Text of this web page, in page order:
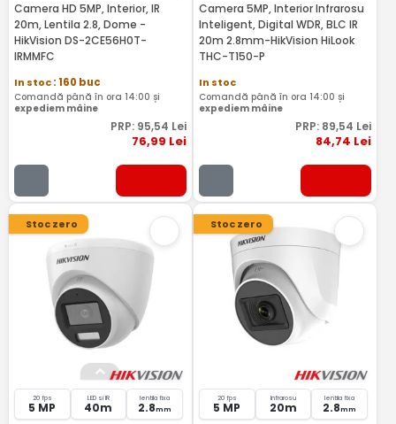
Camera HD 5MP, Interior, IR
20m, Lentila 2.8, Dome -
HikVision DS-2CE56H0T-
IRMMFC
In stoc: 160 buc
Comandă până în ora 14:00 și
expediem mâine
PRP: 95,54 Lei
76,99 Lei
Camera 5MP, Interior Infrarosu
Inteligent, Digital WDR, BLC IR
20m 2.8mm-HikVision HiLook
THC-T150-P
In stoc
Comandă până în ora 14:00 și
expediem mâine
PRP: 89,54 Lei
84,74 Lei
Stoc zero
20 fps
5 MP
LED si IR
40m
lentila fixa
2.8mm
Stoc zero
20 fps
5 MP
Infrarosu
20m
lentila fixa
2.8mm